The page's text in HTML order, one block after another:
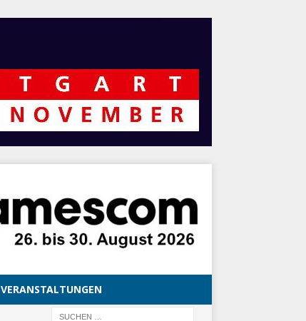
VERANSTALTUNGEN